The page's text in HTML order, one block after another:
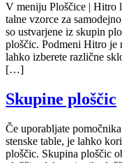
V meniju Ploščice | Hitro
talne vzorce za
so ustvarjene iz skupin
ploščic. Podmeni Hitro je
lahko izberete različne
[…]
Skupine ploščic
Če uporabljate
stenske table, je lahko
ploščic. Skupina ploščic